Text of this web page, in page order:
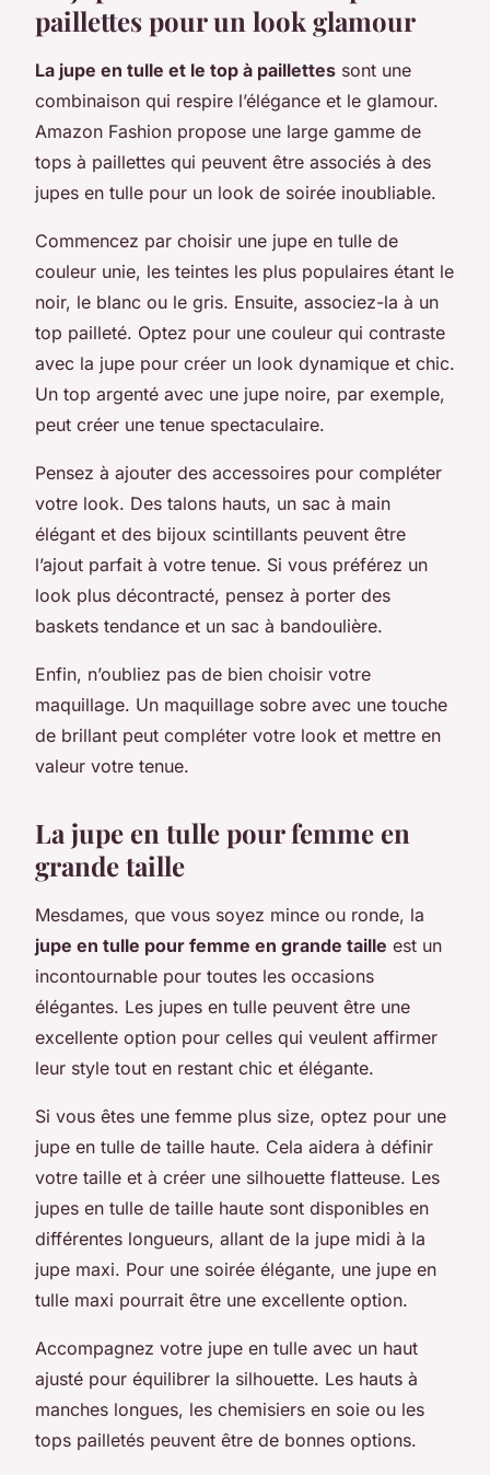
paillettes pour un look glamour
La jupe en tulle et le top à paillettes sont une
combinaison qui respire l’élégance et le glamour.
Amazon Fashion propose une large gamme de
tops à paillettes qui peuvent être associés à des
jupes en tulle pour un look de soirée inoubliable.
Commencez par choisir une jupe en tulle de
couleur unie, les teintes les plus populaires étant le
noir, le blanc ou le gris. Ensuite, associez-la à un
top pailleté. Optez pour une couleur qui contraste
avec la jupe pour créer un look dynamique et chic.
Un top argenté avec une jupe noire, par exemple,
peut créer une tenue spectaculaire.
Pensez à ajouter des accessoires pour compléter
votre look. Des talons hauts, un sac à main
élégant et des bijoux scintillants peuvent être
l’ajout parfait à votre tenue. Si vous préférez un
look plus décontracté, pensez à porter des
baskets tendance et un sac à bandoulière.
Enfin, n’oubliez pas de bien choisir votre
maquillage. Un maquillage sobre avec une touche
de brillant peut compléter votre look et mettre en
valeur votre tenue.
La jupe en tulle pour femme en
grande taille
Mesdames, que vous soyez mince ou ronde, la
jupe en tulle pour femme en grande taille est un
incontournable pour toutes les occasions
élégantes. Les jupes en tulle peuvent être une
excellente option pour celles qui veulent affirmer
leur style tout en restant chic et élégante.
Si vous êtes une femme plus size, optez pour une
jupe en tulle de taille haute. Cela aidera à définir
votre taille et à créer une silhouette flatteuse. Les
jupes en tulle de taille haute sont disponibles en
différentes longueurs, allant de la jupe midi à la
jupe maxi. Pour une soirée élégante, une jupe en
tulle maxi pourrait être une excellente option.
Accompagnez votre jupe en tulle avec un haut
ajusté pour équilibrer la silhouette. Les hauts à
manches longues, les chemisiers en soie ou les
tops pailletés peuvent être de bonnes options.